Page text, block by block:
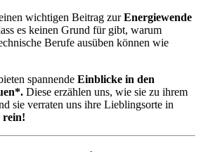
wichtigen Beitrag zurEnergiewende
es keinen Grund für gibt, warum
Berufe ausüben können wie
spannende Einblicke in den
Diese erzählen uns, wie sie zu ihrem
sie verraten uns ihre Lieblingsorte in
rein!